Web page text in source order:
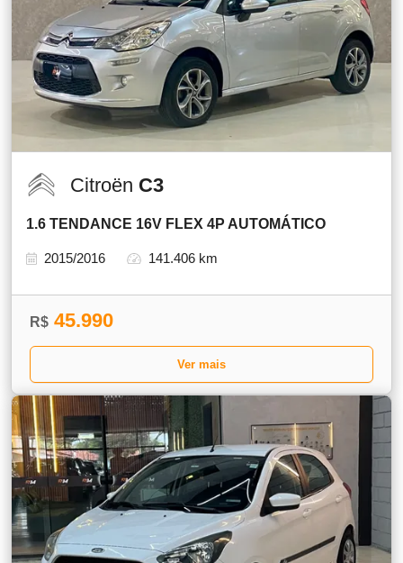
Citroën C3
1.6 TENDANCE 16V FLEX 4P AUTOMÁTICO
2015/2016 141.406 km
R$ 45.990
Ver mais